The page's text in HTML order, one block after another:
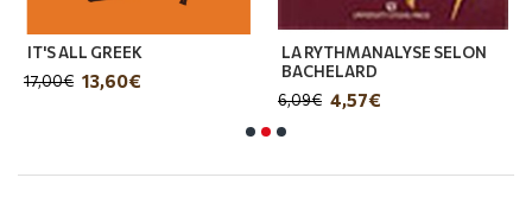
Η (α)πειθαρχία των λέξεων έχει ως κύριους
άξονες τη λογοτεχνική μετάφραση και την
ισπανόφωνη λογοτεχνία και φιλοδοξεί να δώσει
τις σχέσεις του με άλλους εμπλεκόμενους στο
IT'S ALL GREEK
13,60€
17,00€
LA RYTHMANALYSE SELON
BACHELARD
4,57€
6,09€